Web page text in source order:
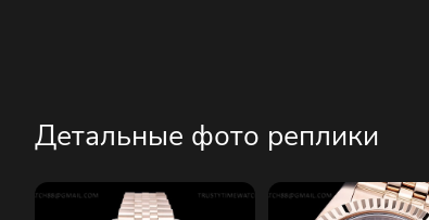
Детальные фото реплики